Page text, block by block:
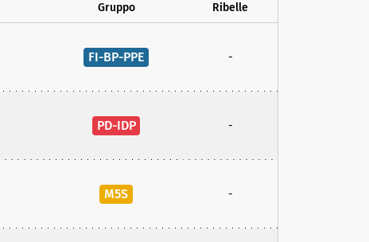
Gruppo Ribelle
FI-BP-PPE -
PD-IDP -
M5S -